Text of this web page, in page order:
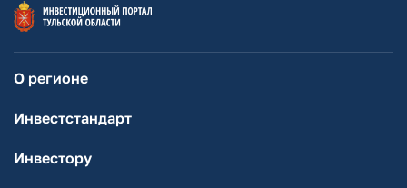
О регионе
Инвестстандарт
Инвестору